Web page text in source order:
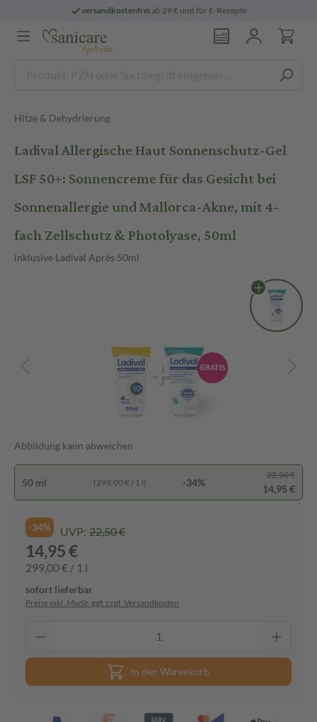
versandkostenfreiab 29 € und für E-Rezepte
Hitze & Dehydrierung
Ladival Allergische Haut Sonnenschutz-Gel
LSF 50+: Sonnencreme für das Gesicht bei
Sonnenallergie und Mallorca-Akne, mit 4-
fach Zellschutz & Photolyase, 50ml
inklusive Ladival Aprés 50ml
Abbildung kann abweichen
50 ml (299,00 € / 1 l) -34%
22,50 €
14,95 €
-34% UVP: 22,50 €
14,95 €
299,00 € / 1 l
sofort lieferbar
Preise inkl. MwSt. ggf. zzgl. Versandkosten
In den Warenkorb